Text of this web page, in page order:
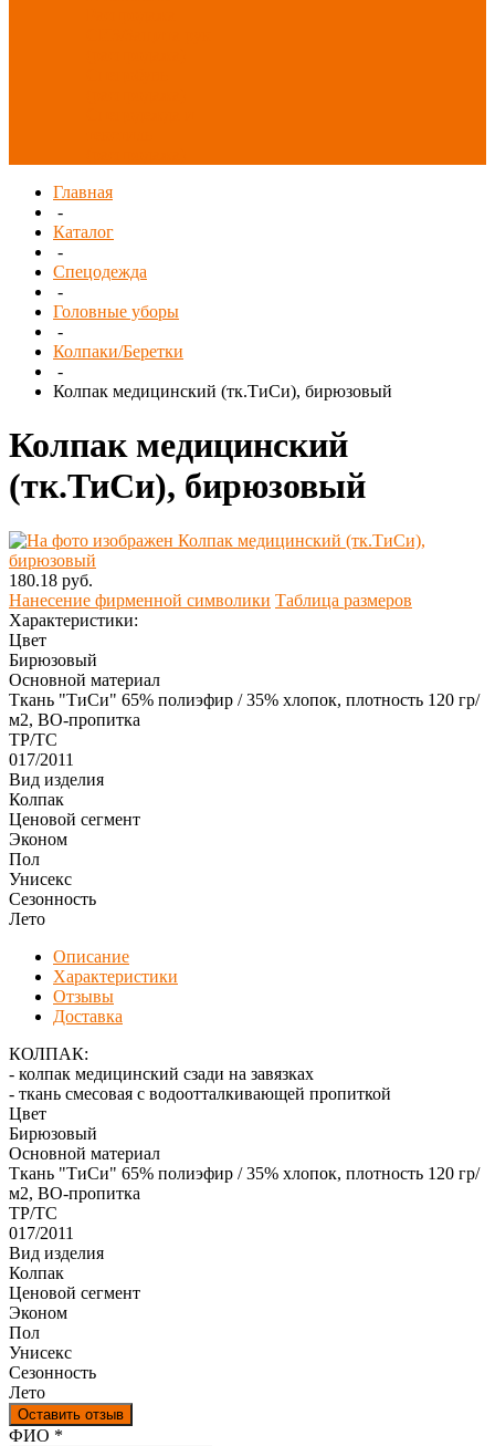
Главная
-
Каталог
-
Спецодежда
-
Головные уборы
-
Колпаки/Беретки
-
Колпак медицинский (тк.ТиСи), бирюзовый
Колпак медицинский
(тк.ТиСи), бирюзовый
180.18 руб.
Нанесение фирменной символики Таблица размеров
Характеристики:
Цвет
Бирюзовый
Основной материал
Ткань "ТиСи" 65% полиэфир / 35% хлопок, плотность 120 гр/
м2, ВО-пропитка
ТР/ТС
017/2011
Вид изделия
Колпак
Ценовой сегмент
Эконом
Пол
Унисекс
Сезонность
Лето
Описание
Характеристики
Отзывы
Доставка
КОЛПАК:
- колпак медицинский сзади на завязках
- ткань смесовая с водоотталкивающей пропиткой
Цвет
Бирюзовый
Основной материал
Ткань "ТиСи" 65% полиэфир / 35% хлопок, плотность 120 гр/
м2, ВО-пропитка
ТР/ТС
017/2011
Вид изделия
Колпак
Ценовой сегмент
Эконом
Пол
Унисекс
Сезонность
Лето
Оставить отзыв
Ваш отзыв был отправлен!
ФИО *